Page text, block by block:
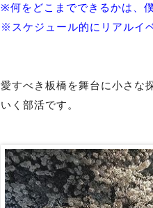
※何をどこまでできるかは、
※スケジュール的にリアルイ
愛すべき板橋を舞台に小さな
いく部活です。